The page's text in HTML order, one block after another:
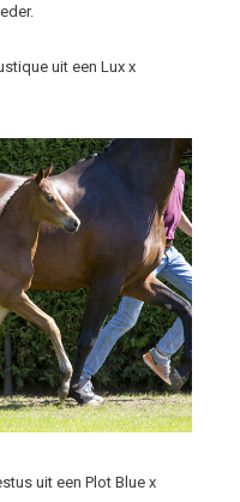
uit een Lux x
uit een Plot Blue x